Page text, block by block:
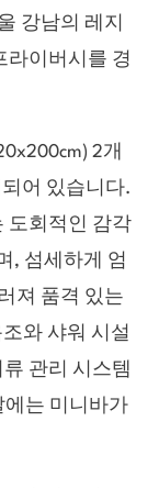
강남의 레지
라이버시를 경
2개
되어 있습니다.
도회적인 감각
, 섬세하게 엄
져 품격 있는
와 샤워 시설
관리 시스템
에는 미니바가